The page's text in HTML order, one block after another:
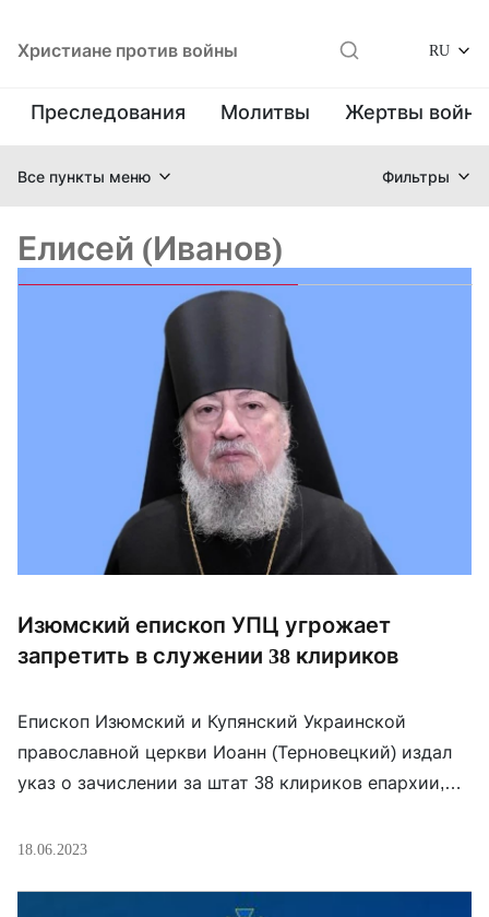
Христиане против войны RU
Преследования Молитвы Жертвы
Все пункты меню Фильтры
Елисей (Иванов)
Изюмский епископ УПЦ угрожает
запретить в служении 38 клириков
Епископ Изюмский и Купянский Украинской
православной церкви Иоанн (Терновецкий) издал
указ о зачислении за штат 38 клириков епархии,
российскими войсками «Вы также
вами места служения в 3-месячный срок после
18.06.2023